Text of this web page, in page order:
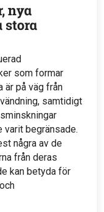
nya
stora
som formar
är på väg från
samtidigt
varit begränsade.
några av de
från deras
kan betyda för